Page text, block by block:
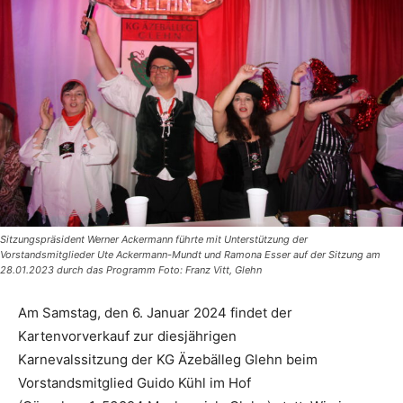
Sitzungspräsident Werner Ackermann führte mit Unterstützung der
Vorstandsmitglieder Ute Ackermann-Mundt und Ramona Esser auf der Sitzung am
28.01.2023 durch das Programm Foto: Franz Vitt, Glehn
Am Samstag, den 6. Januar 2024 findet der
Kartenvorverkauf zur diesjährigen
Karnevalssitzung der KG Äzebälleg Glehn beim
Vorstandsmitglied Guido Kühl im Hof